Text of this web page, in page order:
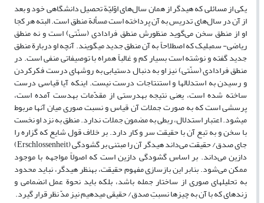
یکی از مسائلی که هیدگر از همان سال‌های اوّلیّة تحصیل دانشگاهی خود و بعد
از آن در سال‌های تدریس به آن پرداخته است مسألة منطق است. البته هر کجا
او از منطق سخن می‌گوید منظورش منطق فرادادی (سنّتی) است و نه منطق
ریاضى- سمبلیک که اصطلاحاً به آن منطق جدید مى‏گویند. آنچه او دربارة منطق
جدید گفته و نوشته است بسیار کم و غالباً همراه با توصیفاتی منفى است. در
منطق فرادادی (سنّتی) نیز او به دنبال دستیابی به روش‏هاى درست فکرکردن
و رسیدن به استدلال‏ها و استنتاجات درست نیست. اینکه آیا قیاسى درست
ساخته شده است، یعنى نتیجه به‏درستى از مقدّمات به‏دست آمده است،
پرسشى است که به صورت جملات آن قیاس و نسبت صورى میان آنها مربوط
مى‏شود. اعتبار استدلال، ربطى به مضمون جملات ندارد. منطق به نزد او نخست
با سخن و به تبع آن با حقیقت سر و کار دارد. بر خلاف قول شایع که گزاره را
جای صدق/ حقیقت می‌داند هیدگر آن را مبتنی بر گشودگی (Erschlossenheit)
دازین می‌داند. بر اساس گشودگی دازین است که اصولاً مواجهه با موجود
ممکن می‌شود. بنابر این بازسازى مفهوم حقیقت، به‏نظر هیدگر، نباید محدود
به تحلیل‏هاى صورى از ساختار جمله باشد، بلکه باید نحوة عمل انضمامى و
زنده‏اى که با آن به چیزها نسبتِ صدق/ حقیقى مى‏دهیم نیز مدّ نظر قرار گیرد.